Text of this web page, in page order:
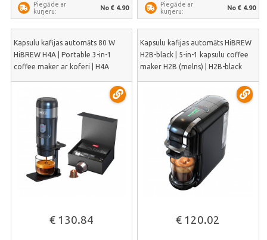
Piegāde ar
kurjeru:
No € 4.90
Piegāde ar
kurjeru:
No € 4.90
Kapsulu kafijas automāts 80 W
HiBREW H4A | Portable 3-in-1
coffee maker ar koferi | H4A
€ 130.84
Kapsulu kafijas automāts HiBREW
H2B-black | 5-in-1 kapsulu coffee
maker H2B (melns) | H2B-black
€ 120.02